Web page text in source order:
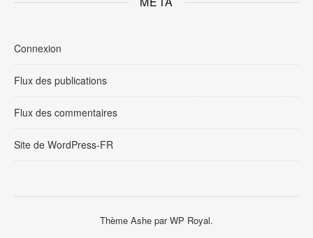
Connexion
Flux des publications
Flux des commentaires
Site de WordPress-FR
Thème Ashe parWP Royal.